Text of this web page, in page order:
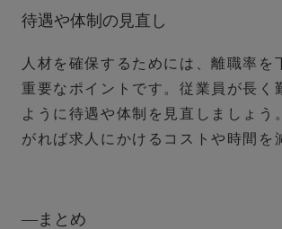
待遇や体制の見直し
人材を確保するためには、離職率を
重要なポイントです。 従業員が長く
ように待遇や体制を見直しましょう
がれば求人にかけるコストや時間を
―まとめ